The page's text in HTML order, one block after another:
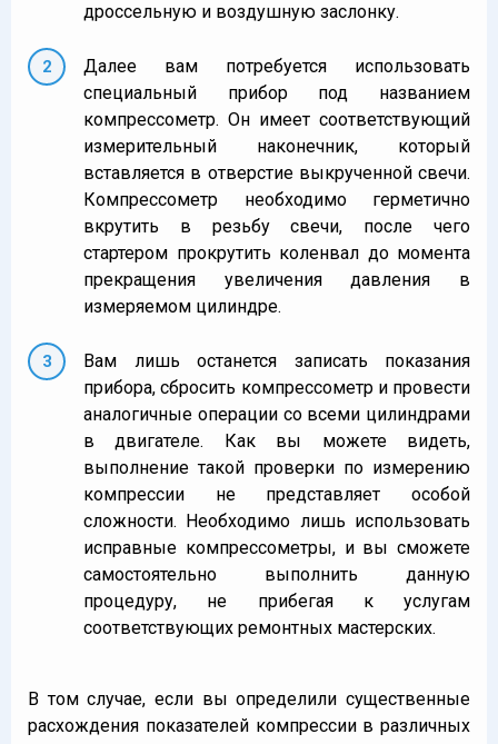
дроссельную и воздушную заслонку.
Далее вам потребуется использовать
специальный прибор под названием
компрессометр. Он имеет соответствующий
измерительный наконечник, который
вставляется в отверстие выкрученной свечи.
Компрессометр необходимо герметично
вкрутить в резьбу свечи, после чего
стартером прокрутить коленвал до момента
прекращения увеличения давления в
измеряемом цилиндре.
Вам лишь останется записать показания
прибора, сбросить компрессометр и провести
аналогичные операции со всеми цилиндрами
в двигателе. Как вы можете видеть,
выполнение такой проверки по измерению
компрессии не представляет особой
сложности. Необходимо лишь использовать
исправные компрессометры, и вы сможете
самостоятельно выполнить данную
процедуру, не прибегая к услугам
соответствующих ремонтных мастерских.
В том случае, если вы определили существенные
расхождения показателей компрессии в различных